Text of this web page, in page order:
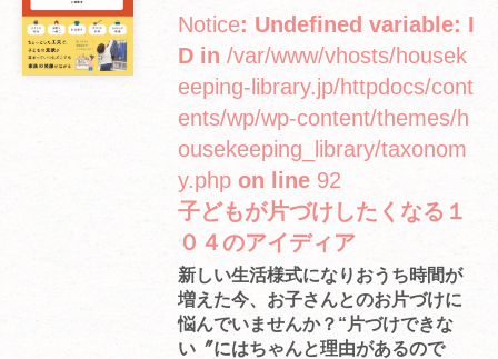
Notice: Undefined variable: I
D in /var/www/vhosts/housek
eeping-library.jp/httpdocs/cont
ents/wp/wp-content/themes/h
ousekeeping_library/taxonom
y.php on line 92
子どもが片づけしたくなる１
０４のアイディア
新しい生活様式になりおうち時間が
増えた今、お子さんとのお片づけに
悩んでいませんか？“片づけできな
い〞にはちゃんと理由があるので